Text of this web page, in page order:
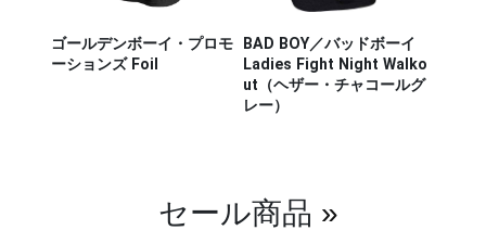
ゴールデンボーイ・プロモ
ーションズ Foil
BAD BOY／バッドボーイ
Ladies Fight Night Walko
ut（ヘザー・チャコールグ
レー）
セール商品 »